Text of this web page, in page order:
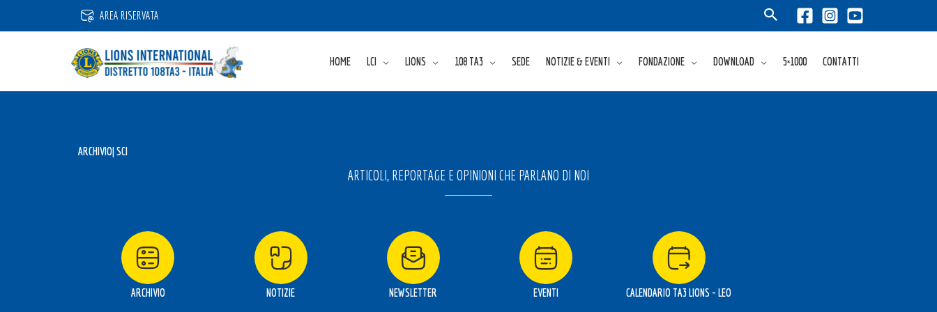
AREA RISERVATA
HOME LCI LIONS 108 TA3 SEDE NOTIZIE & EVENTI FONDAZIONE DOWNLOAD 5×1000 CONTATTI
ARCHIVIO| SCI
ARTICOLI, REPORTAGE E OPINIONI CHE PARLANO DI NOI
ARCHIVIO NOTIZIE NEWSLETTER EVENTI CALENDARIO TA3 LIONS - LEO